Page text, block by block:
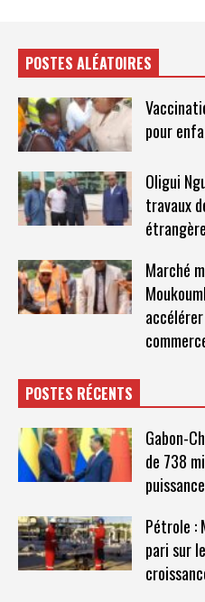
POSTES ALÉATOIRES
pour
Oligui
travaux
Marché
POSTES RÉCENTS
Gabon-
de 738
Pétrole :
pari sur